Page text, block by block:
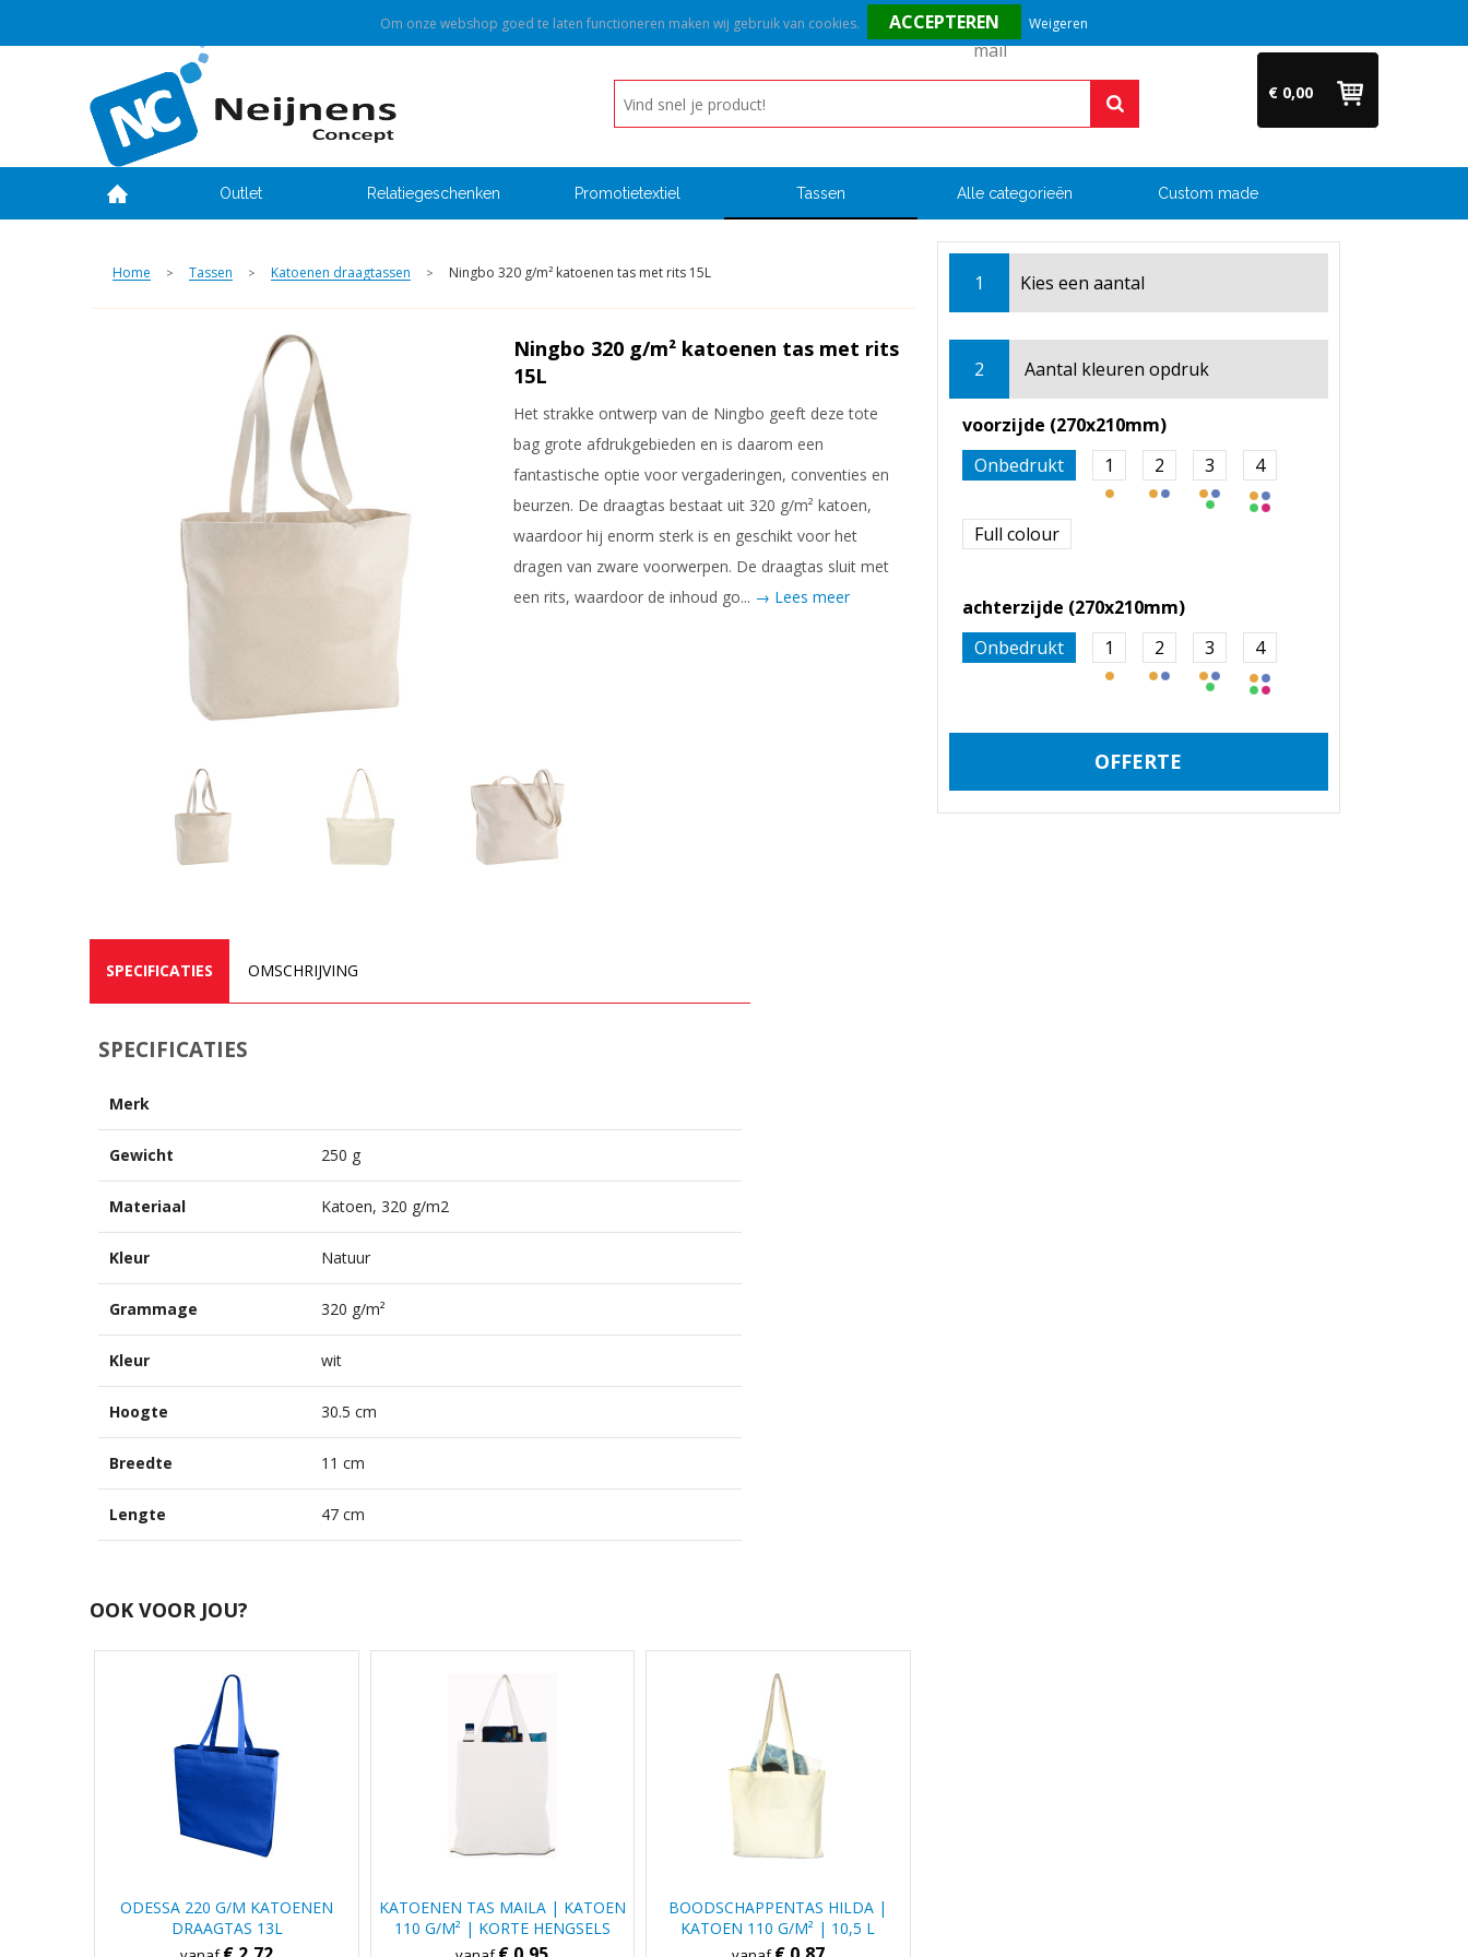
Vragen? Bel ons direct op +31 (0)6 54 33 52 04
€ 0,00
Outlet Relatiegeschenken Promotietextiel Tassen Alle categorieën Custom made
Home > Tassen > Katoenen draagtassen > Ningbo 320 g/m² katoenen tas met rits 15L 1 Kies een aantal
2 Aantal kleuren opdruk
voorzijde (270x210mm)
Onbedrukt
1 2 3 4
Full colour
achterzijde (270x210mm)
Onbedrukt
1 2 3 4
OFFERTE
Ningbo 320 g/m² katoenen tas met rits
15L
Het strakke ontwerp van de Ningbo geeft deze tote
bag grote afdrukgebieden en is daarom een
fantastische optie voor vergaderingen, conventies en
beurzen. De draagtas bestaat uit 320 g/m² katoen,
waardoor hij enorm sterk is en geschikt voor het
dragen van zware voorwerpen. De draagtas sluit met
een rits, waardoor de inhoud go... → Lees meer
SPECIFICATIES OMSCHRIJVING
SPECIFICATIES
Merk
Gewicht 250 g
Materiaal Katoen, 320 g/m2
Kleur Natuur
Grammage 320 g/m²
Kleur wit
Hoogte 30.5 cm
Breedte 11 cm
Lengte 47 cm
OOK VOOR JOU?
ODESSA 220 G/M KATOENEN
DRAAGTAS 13L
KATOENEN TAS MAILA | KATOEN
110 G/M² | KORTE HENGSELS
BOODSCHAPPENTAS HILDA |
KATOEN 110 G/M² | 10,5 L
Om onze webshop goed te laten functioneren maken wij gebruik van cookies. Weigeren